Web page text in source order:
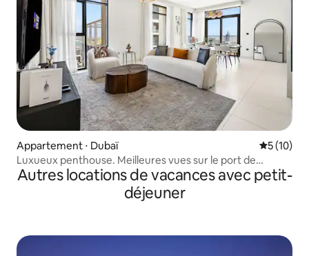
Appartement ⋅ Dubaï
5 (10)
Luxueux penthouse. Meilleures vues sur le port de
plaisance et les palmiers
Autres locations de vacances avec petit-
déjeuner